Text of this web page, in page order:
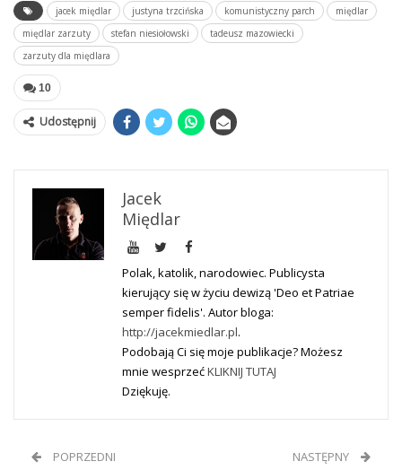
jacek międlar justyna trzcińska komunistyczny parch
międlar
międlar zarzuty
stefan niesiołowski
tadeusz mazowiecki
zarzuty dla międlara
10
Udostępnij
Jacek
Międlar
Polak, katolik, narodowiec. Publicysta
kierujący się w życiu dewizą 'Deo et Patriae
semper fidelis'. Autor bloga:
http://jacekmiedlar.pl.
Podobają Ci się moje publikacje? Możesz
mnie wesprzećKLIKNIJ TUTAJ
Dziękuję.
POPRZEDNI NASTĘPNY